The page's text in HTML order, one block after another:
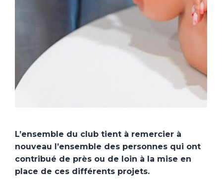
L’ensemble du club tient à remercier à
nouveau l’ensemble des personnes qui ont
contribué de près ou de loin à la mise en
place de ces différents projets.